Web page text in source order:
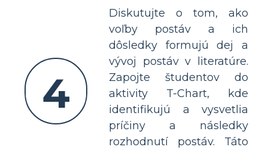
4
Diskutujte o tom, ako
voľby postáv a ich
dôsledky formujú dej a
vývoj postáv v literatúre.
Zapojte študentov do
aktivity T-Chart, kde
identifikujú a vysvetlia
príčiny a následky
rozhodnutí postáv. Táto